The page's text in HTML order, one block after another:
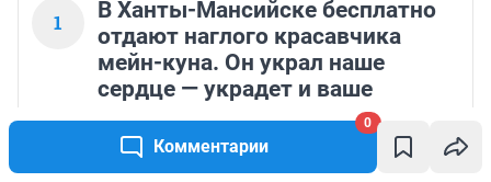
Комментарии
0
1
В Ханты-Мансийске бесплатно
отдают наглого красавчика
мейн-куна. Он украл наше
сердце — украдет и ваше